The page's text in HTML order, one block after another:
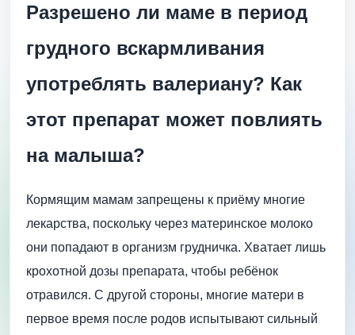
Разрешено ли маме в период
грудного вскармливания
употреблять валериану? Как
этот препарат может повлиять
на малыша?
Кормящим мамам запрещены к приёму многие
лекарства, поскольку через материнское молоко
они попадают в организм грудничка. Хватает лишь
крохотной дозы препарата, чтобы ребёнок
отравился. С другой стороны, многие матери в
первое время после родов испытывают сильный